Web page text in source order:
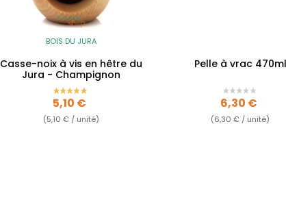
BOIS DU JURA
Casse-noix à vis en hêtre du
Jura - Champignon
Prix
5,10 €
(5,10 € / unité)
Pelle à vrac 470ml
Prix
6,30 €
(6,30 € / unité)